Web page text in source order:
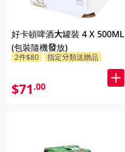
好卡頓啤酒大罐裝 4 X 500ML
(包裝隨機發放)
2件$80 指定分類送贈品
$71.00